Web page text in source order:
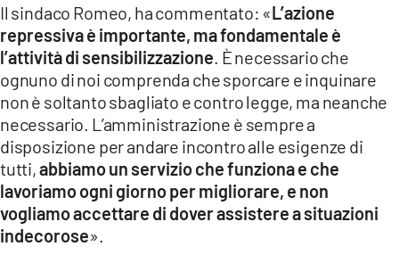
Il sindaco Romeo, ha commentato: «L’azione
repressiva è importante, ma fondamentale è
l’attività di sensibilizzazione . È necessario che
ognuno di noi comprenda che sporcare e inquinare
non è soltanto sbagliato e contro legge, ma neanche
necessario. L’amministrazione è sempre a
disposizione per andare incontro alle esigenze di
tutti,abbiamo un servizio che funziona e che
lavoriamo ogni giorno per migliorare, e non
vogliamo accettare di dover assistere a situazioni
indecorose».